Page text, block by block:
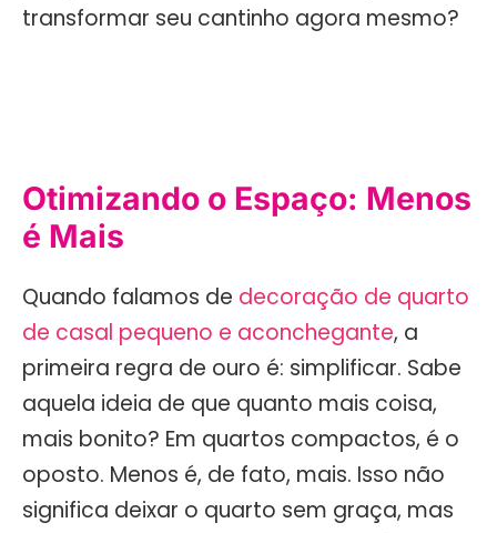
transformar seu cantinho agora mesmo?
Otimizando o Espaço: Menos
é Mais
Quando falamos de decoração de quarto
de casal pequeno e aconchegante, a
primeira regra de ouro é: simplificar. Sabe
aquela ideia de que quanto mais coisa,
mais bonito? Em quartos compactos, é o
oposto. Menos é, de fato, mais. Isso não
significa deixar o quarto sem graça, mas